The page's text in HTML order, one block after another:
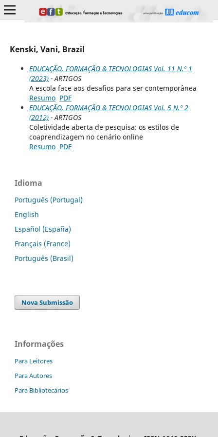
Kenski, Vani, Brazil
EDUCAÇÃO, FORMAÇÃO & TECNOLOGIAS Vol. 11 N.º 1
(2023)- ARTIGOS
A escola face aos desafios para ser contemporânea
Resumo PDF
EDUCAÇÃO, FORMAÇÃO & TECNOLOGIAS Vol. 5 N.º 2
(2012)- ARTIGOS
Coletividade aberta de pesquisa: os estilos de
coaprendizagem no cenário online
Resumo PDF
Idioma
Português (Portugal)
English
Español (España)
Français (France)
Português (Brasil)
Nova Submissão
Informações
Para Leitores
Para Autores
Para Bibliotecários